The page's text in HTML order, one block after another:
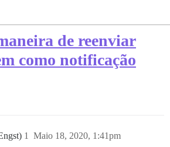
de reenviar
como notificação
Maio 18, 2020, 1:41pm
1